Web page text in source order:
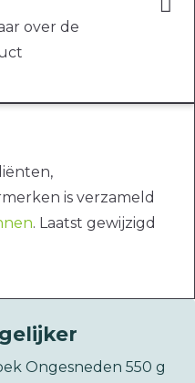
over de
is verzameld
. Laatst gewijzigd
Ongesneden 550 g